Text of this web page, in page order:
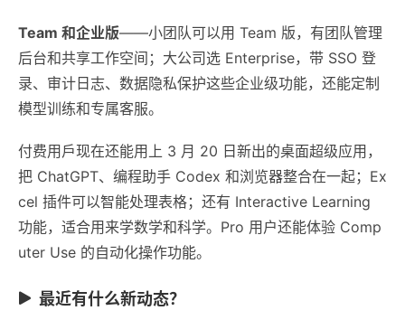
Team 和企业版——小团队可以用 Team 版，有团队管理
后台和共享工作空间；大公司选 Enterprise，带 SSO 登
录、审计日志、数据隐私保护这些企业级功能，还能定制
模型训练和专属客服。
付费用戶现在还能用上 3 月 20 日新出的桌面超级应用，
把 ChatGPT、编程助手 Codex 和浏览器整合在一起；Ex
cel 插件可以智能处理表格；还有 Interactive Learning
功能，适合用来学数学和科学。Pro 用户还能体验 Comp
uter Use 的自动化操作功能。
最近有什么新动态？